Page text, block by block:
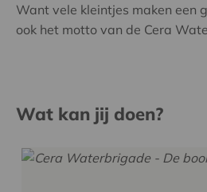
Want vele kleintjes maken een
ook het motto van de Cera
Wat kan jij doen?